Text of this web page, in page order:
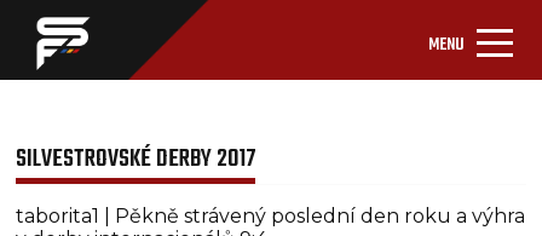
MENU
SILVESTROVSKÉ DERBY 2017
taborita1 | Pěkně strávený poslední den roku a výhra